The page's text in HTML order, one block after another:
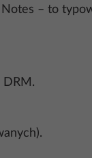
– to
DRM.